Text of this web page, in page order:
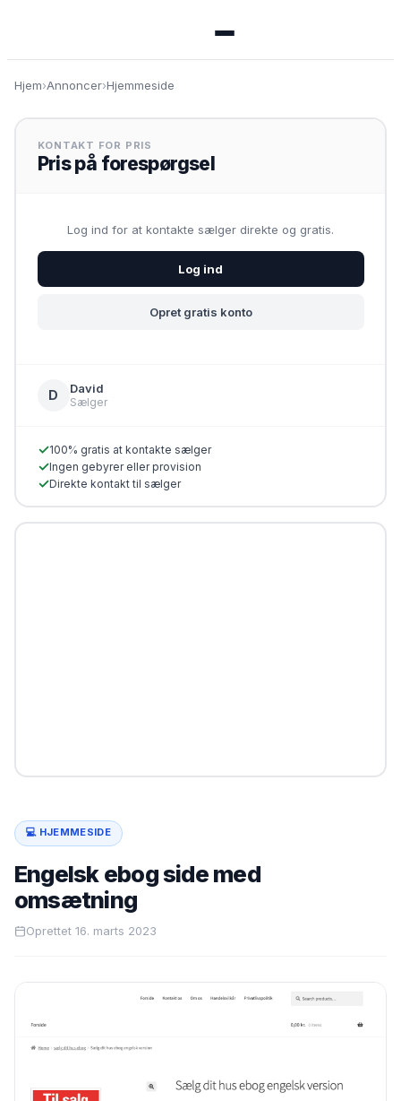
🔑 Log ind
Hjem›Annoncer›Hjemmeside
💻 HJEMMESIDE
Engelsk ebog side med
omsætning
Oprettet 16. marts 2023
KONTAKT FOR PRIS
Pris på forespørgsel
Log ind for at kontakte sælger direkte og gratis.
Log ind
Opret gratis konto
D David
Sælger
✓100% gratis at kontakte sælger
✓Ingen gebyrer eller provision
✓Direkte kontakt til sælger